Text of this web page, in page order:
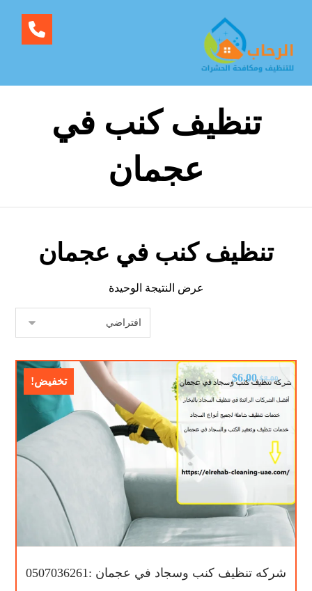
تنظيف كنب في
عجمان
تنظيف كنب في عجمان
عرض النتيجة الوحيدة
تخفيض!
شركه تنظيف كنب وسجاد في عجمان :0507036261
$8.00
$6.00